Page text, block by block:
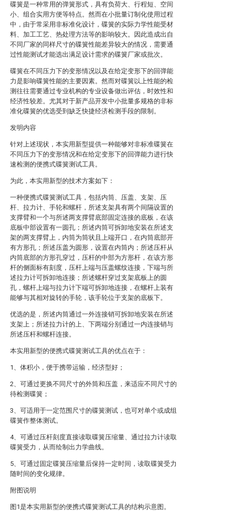
碟簧是一种常用的弹簧形式，具有负荷大、行程短、空间
小、组合实用方便等特点。然而在小批量订制化使用过程
中，由于常采用非标准化设计，碟簧的实际力学性能受材
料、加工工艺、热处理方法等的影响较大。因此造成出自
不同厂家的同样尺寸的碟簧性能差异较大的情况，需要通
过性能测试才能选出满足设计需求的碟簧厂家或批次。
碟簧在不同压力下的变形情况以及在给定变形下的回弹能
力是影响碟簧性能的主要因素。然而对碟簧以上性能的检
测往往需要通过专业机构的专业设备做出评估，时效性和
经济性较差。尤其对于新产品开发中小批量多规格的非标
准化碟簧的优选受到缺乏快捷经济检测手段的限制。
发明内容
针对上述现状，本实用新型提供一种能够对非标准碟簧在
不同压力下的变形情况和在给定变形下的回弹能力进行快
速检测的便携式碟簧测试工具。
为此，本实用新型的技术方案如下：
一种便携式碟簧测试工具，包括内筒、压盖、支架、压
杆、拉力计、手轮和螺杆，所述支架具有两个间隔设置的
支撑臂和一个与所述两支撑臂底部固定连接的底板，在该
底板中部设置有一圆孔；所述内筒可拆卸地安装在所述支
架的两支撑臂上，内筒为筒状且上端开口，在内筒底部开
有方形孔；所述压盖为圆形，设置在内筒内；所述压杆从
内筒底部的方形孔穿过，压杆的中部为方形杆，在该方形
杆的侧面标有刻度，压杆上端与压盖螺纹连接，下端与所
述拉力计可拆卸地连接；所述螺杆穿过支架底板上的圆
孔，螺杆上端与拉力计下端可拆卸地连接，在螺杆上装有
能够与其相对旋转的手轮，该手轮位于支架的底板下。
优选的是，所述内筒通过一外连接销可拆卸地安装在所述
支架上；所述拉力计的上、下两端分别通过一内连接销与
所述压杆和螺杆连接。
本实用新型的便携式碟簧测试工具的优点在于：
1、体积小，便于携带运输，经济型好；
2、可通过更换不同尺寸的外筒和压盖，来适应不同尺寸的
待检测碟簧；
3、可适用于一定范围尺寸的碟簧测试，也可对单个或成组
碟簧作整体测试。
4、可通过压杆刻度直接读取碟簧压缩量、通过拉力计读取
碟簧受力，从而绘制出力学曲线。
5、可通过固定碟簧压缩量后保持一定时间，读取碟簧受力
随时间的变化规律。
附图说明
图1是本实用新型的便携式碟簧测试工具的结构示意图。